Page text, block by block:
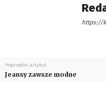
https://
Poprzedni artykuł
Jeansy zawsze modne